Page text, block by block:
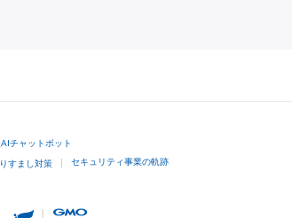
チャットボット
すまし対策 セキュリティ事業の軌跡